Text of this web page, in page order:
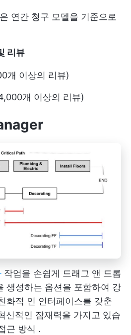
연간 청구 모델을 기준으로
리뷰
개 이상의 리뷰)
개 이상의 리뷰)
작업을 손쉽게 드래그 앤 드롭
생성하는 옵션을 포함하여 강
화적 인 인터페이스를 갖춘
신적인 잠재력을 가지고 있습
근 방식 .